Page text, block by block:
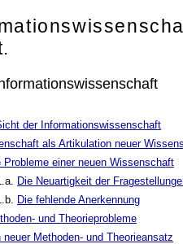
der Informationswissenschaft
als Artikulation neuer
Probleme einer neuen Wissenschaft
Die Neuartigkeit der
Die fehlende Anerkennung
und Theorieprobleme
neuer Methoden- und Theorieansatz